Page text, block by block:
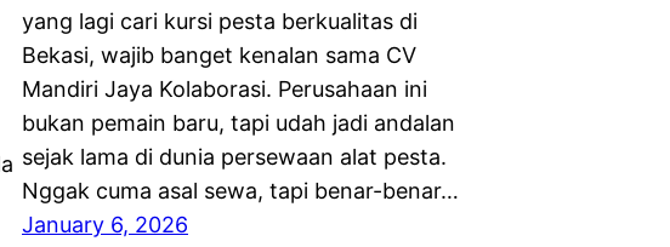
yang lagi cari kursi pesta berkualitas di
Bekasi, wajib banget kenalan sama CV
Mandiri Jaya Kolaborasi. Perusahaan ini
bukan pemain baru, tapi udah jadi andalan
sejak lama di dunia persewaan alat pesta.
Nggak cuma asal sewa, tapi benar-benar…
January 6, 2026